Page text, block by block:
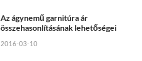
Az ágynemű garnitúra ár
összehasonlításának lehetőségei
2016-03-10